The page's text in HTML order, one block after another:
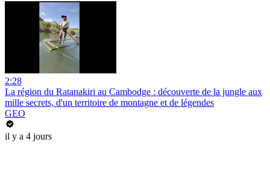
2:28
La région du Ratanakiri au Cambodge : découverte de la jungle aux
mille secrets, d'un territoire de montagne et de légendes
GEO
il y a 4 jours